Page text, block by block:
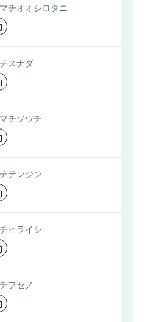
チオオシロタニ
スナダ
チソウチ
テンジン
ヒライシ
フセノ